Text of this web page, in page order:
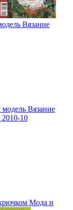
Вязание
Вязание
10
Мода и